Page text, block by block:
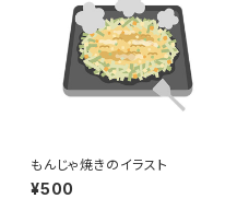
もんじゃ焼きのイラスト
¥500